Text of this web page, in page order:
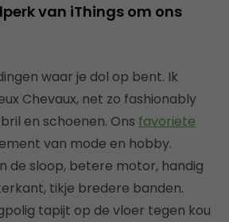
van iThings om ons
waar je dol op bent. Ik
Chevaux, net zo fashionably
en schoenen. Ons favoriete
van mode en hobby.
de sloop, betere motor, handig
tikje bredere banden.
tapijt op de vloer tegen kou